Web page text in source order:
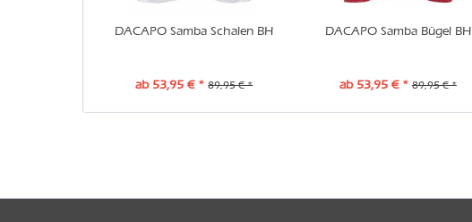
DACAPO Samba Schalen BH
ab 53,95 € * 89,95 € *
DACAPO Samba Bügel BH
ab 53,95 € * 89,95 € *